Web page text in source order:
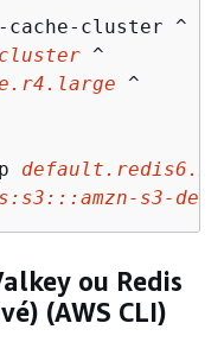
cache-cluster ^
cluster ^
^
default.redis6.x
s3-
ou Redis
(AWS CLI)